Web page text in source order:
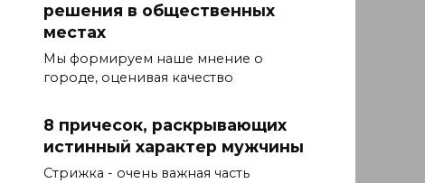
решения в общественных
местах
Мы формируем наше мнение о
городе, оценивая качество
8 причесок, раскрывающих
истинный характер мужчины
Стрижка - очень важная часть